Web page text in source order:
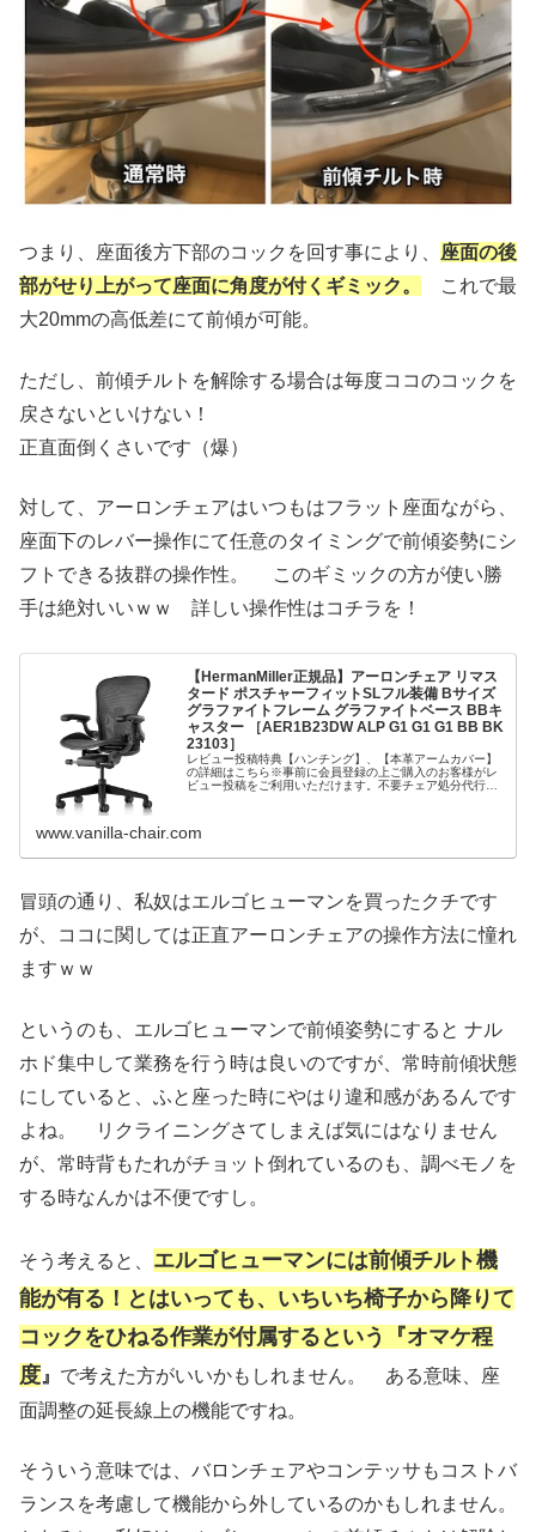
つまり、座面後方下部のコックを回す事により、 座面の後
部がせり上がって座面に角度が付くギミック。
これで最
大20mmの高低差にて前傾が可能。
ただし、前傾チルトを解除する場合は毎度ココのコックを
戻さないといけない！
正直面倒くさいです（爆）
対して、アーロンチェアはいつもはフラット座面ながら、
座面下のレバー操作にて任意のタイミングで前傾姿勢にシ
フトできる抜群の操作性。 このギミックの方が使い勝
手は絶対いいｗｗ 詳しい操作性はコチラを！
【HermanMiller正規品】アーロンチェア リマス
タード ポスチャーフィットSLフル装備 Bサイズ
グラファイトフレーム グラファイトベース BBキ
ャスター ［AER1B23DW ALP G1 G1 G1 BB BK
23103］
レビュー投稿特典【ハンチング】、【本革アームカバー】
の詳細はこちら※事前に会員登録の上ご購入のお客様がレ
ビュー投稿をご利用いただけます。不要チェア処分代行サ
www.vanilla-chair.com
冒頭の通り、私奴はエルゴヒューマンを買ったクチです
が、ココに関しては正直アーロンチェアの操作方法に憧れ
ますｗｗ
というのも、エルゴヒューマンで前傾姿勢にすると ナル
ホド集中して業務を行う時は良いのですが、常時前傾状態
にしていると、ふと座った時にやはり違和感があるんです
よね。 リクライニングさてしまえば気にはなりません
が、常時背もたれがチョット倒れているのも、調べモノを
する時なんかは不便ですし。
そう考えると、 エルゴヒューマンには前傾チルト機
能が有る！とはいっても、いちいち椅子から降りて
コックをひねる作業が付属するという『オマケ程
度 』 で考えた方がいいかもしれません。 ある意味、座
面調整の延長線上の機能ですね。
そういう意味では、バロンチェアやコンテッサもコストバ
ランスを考慮して機能から外しているのかもしれません。